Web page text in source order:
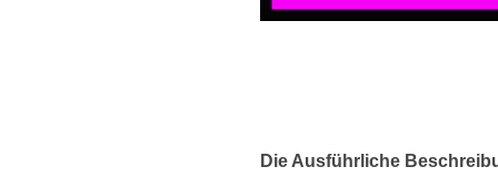
Die Ausführliche